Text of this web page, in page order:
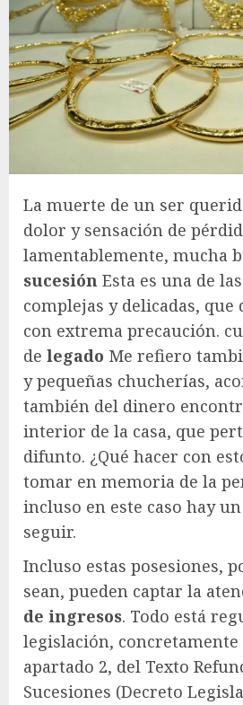
La muerte de un ser
dolor y sensación de
lamentablemente, mucha
sucesión Esta es una de
complejas y delicadas, que
con extrema precaución.
de legado Me refiero
y pequeñas chucherías,
también del dinero
interior de la casa, que
difunto. ¿Qué hacer con
tomar en memoria de la
incluso en este caso hay
seguir.
Incluso estas posesiones,
sean, pueden captar la
de ingresos. Todo está
legislación,
apartado 2, del Texto
Sucesiones (Decreto